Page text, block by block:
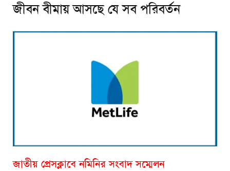
জীবন বীমায় আসছে যে সব পরিবর্তন
জাতীয় প্রেসক্লাবে নমিনির সংবাদ সম্মেলন